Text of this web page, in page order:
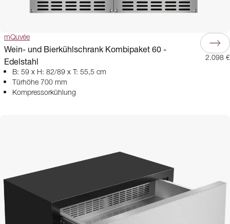
mQuvée
Wein- und Bierkühlschrank Kombipaket 60 -
Edelstahl
B: 59 x H: 82/89 x T: 55,5 cm
Türhöhe 700 mm
Kompressorkühlung
2.098 €